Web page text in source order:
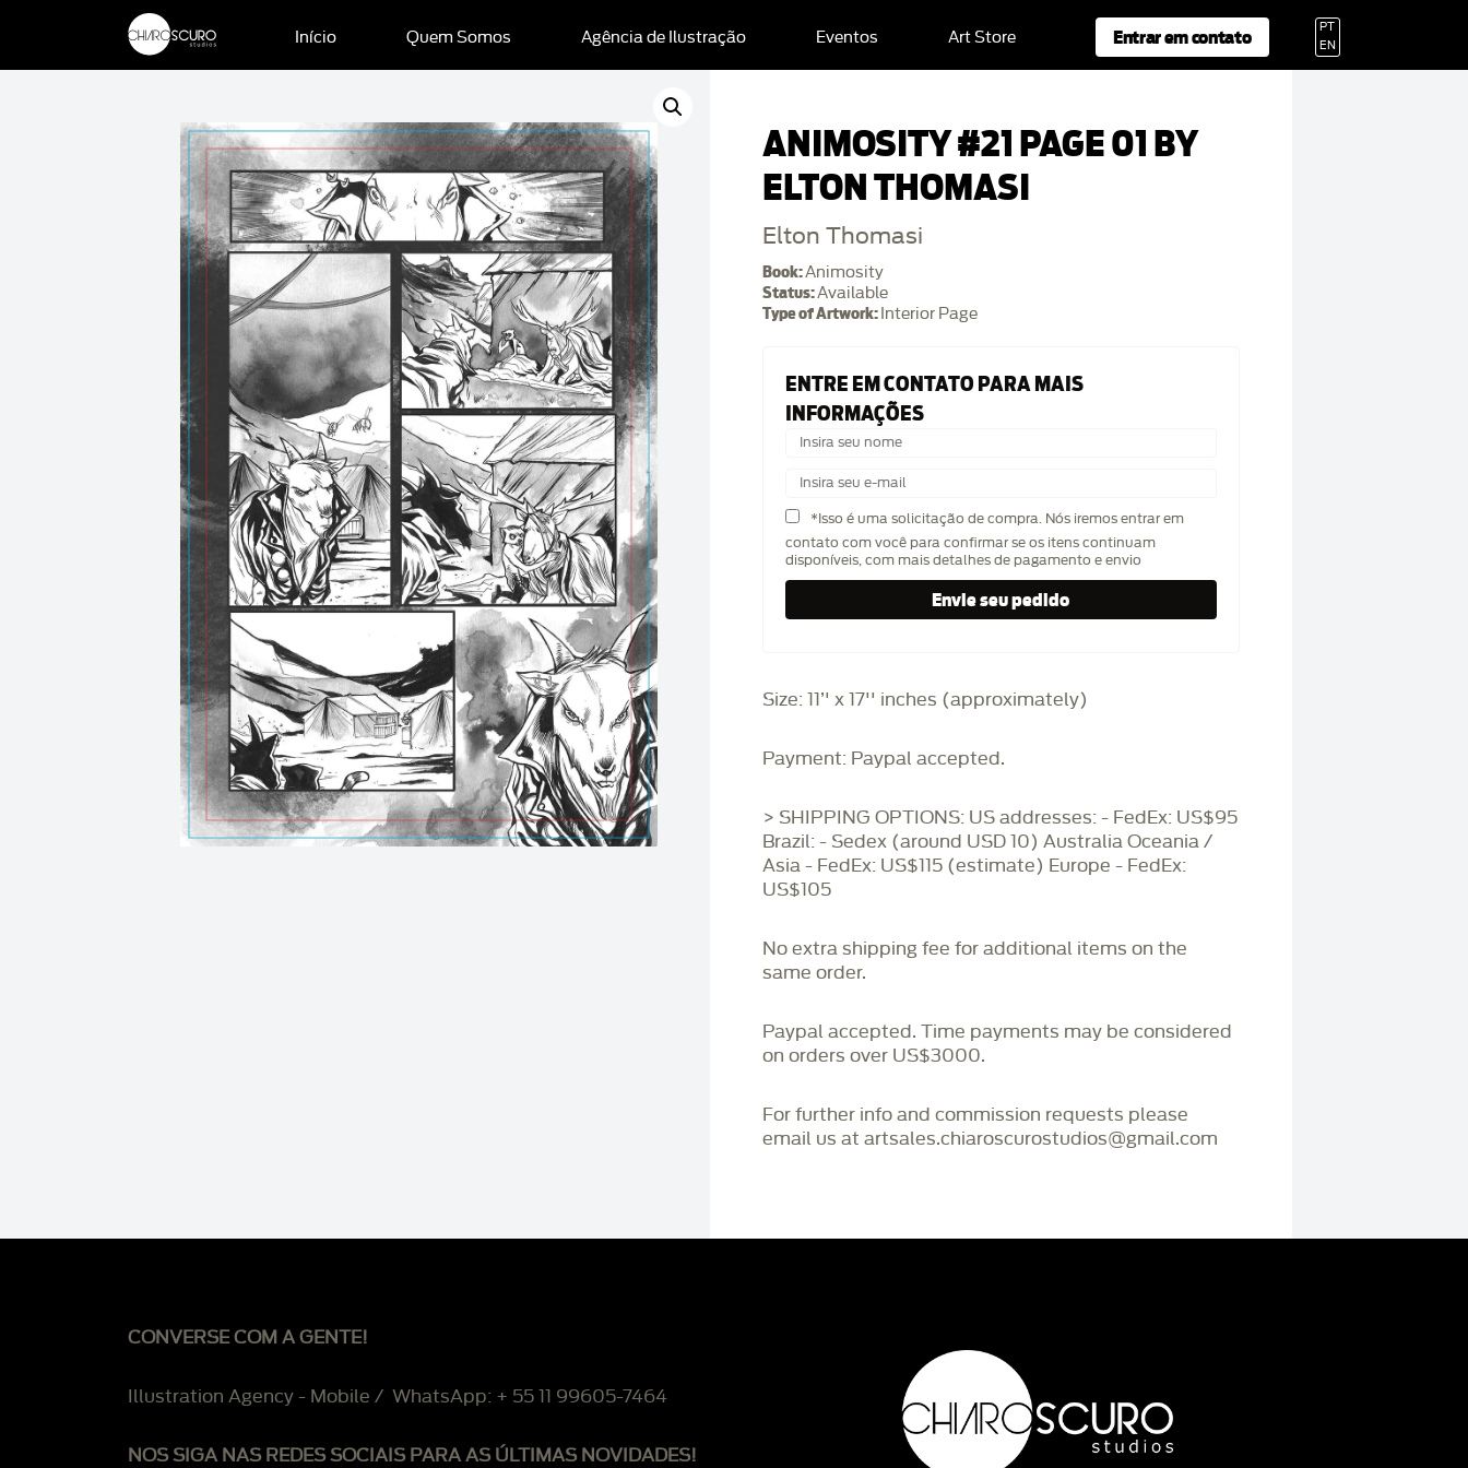
Início Quem Somos Agência de Ilustração Eventos Art Store Entrar em contato
PT
EN
ANIMOSITY #21 PAGE 01 BY
ELTON THOMASI
Elton Thomasi
Book:Animosity
Status:Available
Type of Artwork: Interior Page
ENTRE EM CONTATO PARA MAIS
INFORMAÇÕES
*Isso é uma solicitação de compra. Nós iremos entrar em
contato com você para confirmar se os itens continuam
disponíveis, com mais detalhes de pagamento e envio
Size: 11’' x 17'' inches (approximately)
Payment: Paypal accepted.
> SHIPPING OPTIONS: US addresses: - FedEx: US$95
Brazil: - Sedex (around USD 10) Australia Oceania /
Asia - FedEx: US$115 (estimate) Europe - FedEx:
US$105
No extra shipping fee for additional items on the
same order.
Paypal accepted. Time payments may be considered
on orders over US$3000.
For further info and commission requests please
email us at artsales.chiaroscurostudios@gmail.com
CONVERSE COM A GENTE!
Illustration Agency - Mobile / WhatsApp: + 55 11 99605-7464
NOS SIGA NAS REDES SOCIAIS PARA AS ÚLTIMAS NOVIDADES!